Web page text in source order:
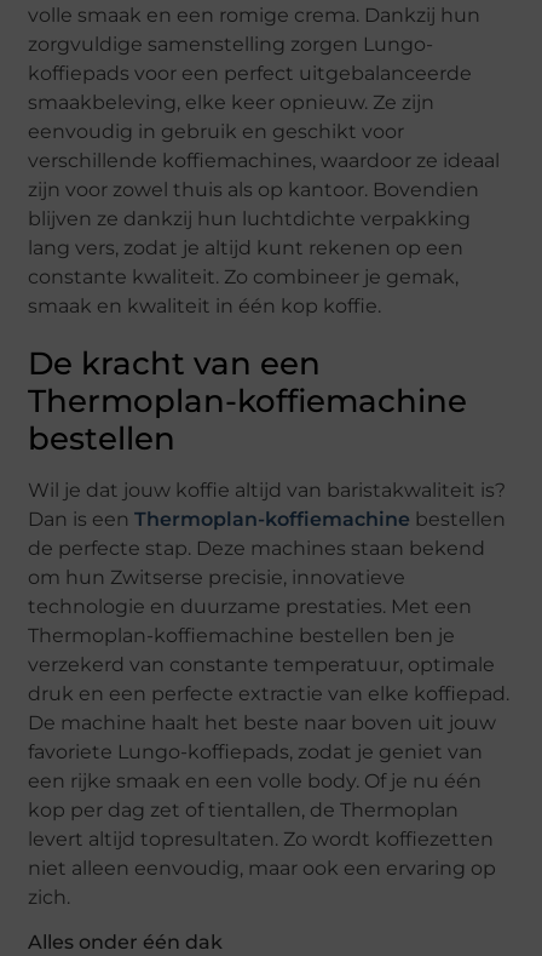
volle smaak en een romige crema. Dankzij hun
zorgvuldige samenstelling zorgen Lungo-
koffiepads voor een perfect uitgebalanceerde
smaakbeleving, elke keer opnieuw. Ze zijn
eenvoudig in gebruik en geschikt voor
verschillende koffiemachines, waardoor ze ideaal
zijn voor zowel thuis als op kantoor. Bovendien
blijven ze dankzij hun luchtdichte verpakking
lang vers, zodat je altijd kunt rekenen op een
constante kwaliteit. Zo combineer je gemak,
smaak en kwaliteit in één kop koffie.
De kracht van een
Thermoplan-koffiemachine
bestellen
Wil je dat jouw koffie altijd van baristakwaliteit is?
Dan is eenThermoplan-koffiemachine bestellen
de perfecte stap. Deze machines staan bekend
om hun Zwitserse precisie, innovatieve
technologie en duurzame prestaties. Met een
Thermoplan-koffiemachine bestellen ben je
verzekerd van constante temperatuur, optimale
druk en een perfecte extractie van elke koffiepad.
De machine haalt het beste naar boven uit jouw
favoriete Lungo-koffiepads, zodat je geniet van
een rijke smaak en een volle body. Of je nu één
kop per dag zet of tientallen, de Thermoplan
levert altijd topresultaten. Zo wordt koffiezetten
niet alleen eenvoudig, maar ook een ervaring op
zich.
Alles onder één dak